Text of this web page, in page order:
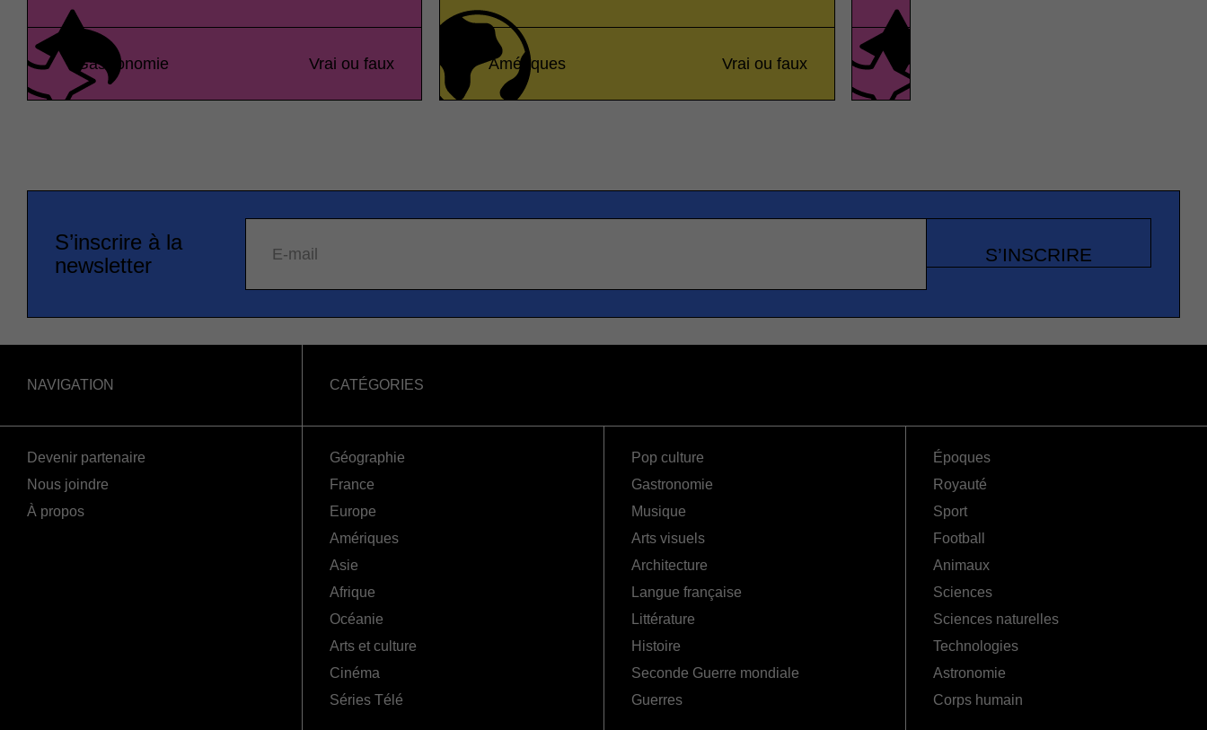
Gastronomie Vrai ou faux Amériques Vrai ou faux Pop culture
S’inscrire à la
newsletter
E-mail S’INSCRIRE
NAVIGATION
Devenir partenaire
Nous joindre
À propos
CATÉGORIES
Géographie
France
Europe
Amériques
Asie
Afrique
Océanie
Arts et culture
Cinéma
Séries Télé
Pop culture
Gastronomie
Musique
Arts visuels
Architecture
Langue française
Littérature
Histoire
Seconde Guerre mondiale
Guerres
Époques
Royauté
Sport
Football
Animaux
Sciences
Sciences naturelles
Technologies
Astronomie
Corps humain